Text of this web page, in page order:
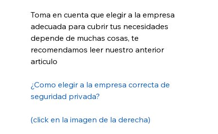
Toma en cuenta que elegir a la empresa
adecuada para cubrir tus necesidades
depende de muchas cosas, te
recomendamos leer nuestro anterior
articulo
¿Como elegir a la empresa correcta de
seguridad privada?
(click en la imagen de la derecha)